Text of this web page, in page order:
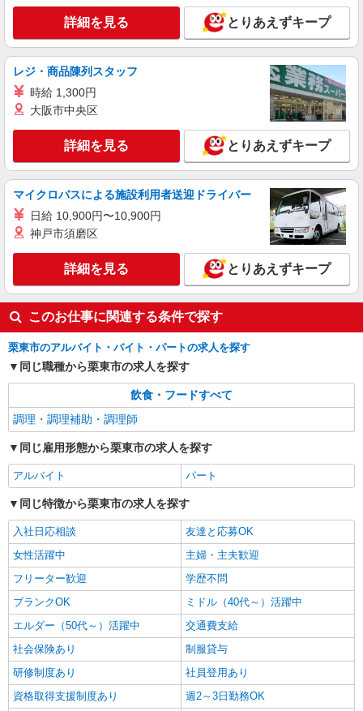
詳細を見る とりあえずキープ
レジ・商品陳列スタッフ
時給 1,300円
大阪市中央区
詳細を見る とりあえずキープ
マイクロバスによる施設利用者送迎ドライバー
日給 10,900円〜10,900円
神戸市須磨区
詳細を見る とりあえずキープ
このお仕事に関連する条件で探す
栗東市のアルバイト・バイト・パートの求人を探す
同じ職種から栗東市の求人を探す
飲食・フードすべて
調理・調理補助・調理師
同じ雇用形態から栗東市の求人を探す
アルバイト パート
同じ特徴から栗東市の求人を探す
入社日応相談
友達と応募OK
女性活躍中
主婦・主夫歓迎
フリーター歓迎
学歴不問
ブランクOK
ミドル（40代～）活躍中
エルダー（50代～）活躍中
交通費支給
社会保険あり
制服貸与
研修制度あり
社員登用あり
資格取得支援制度あり
週2～3日勤務OK